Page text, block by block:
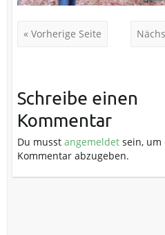
« Vorherige Seite
Schreibe einen
Kommentar
Du musstangemeldet sein, um
Kommentar abzugeben.